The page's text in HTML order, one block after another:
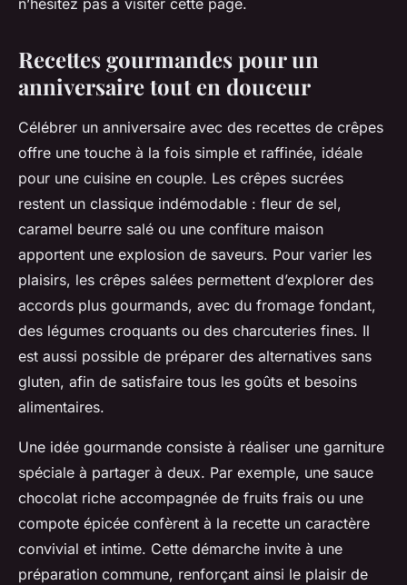
n’hésitez pas à visiter cette page.
Recettes gourmandes pour un
anniversaire tout en douceur
Célébrer un anniversaire avec des recettes de crêpes
offre une touche à la fois simple et raffinée, idéale
pour une cuisine en couple. Les crêpes sucrées
restent un classique indémodable : fleur de sel,
caramel beurre salé ou une confiture maison
apportent une explosion de saveurs. Pour varier les
plaisirs, les crêpes salées permettent d’explorer des
accords plus gourmands, avec du fromage fondant,
des légumes croquants ou des charcuteries fines. Il
est aussi possible de préparer des alternatives sans
gluten, afin de satisfaire tous les goûts et besoins
alimentaires.
Une idée gourmande consiste à réaliser une garniture
spéciale à partager à deux. Par exemple, une sauce
chocolat riche accompagnée de fruits frais ou une
compote épicée confèrent à la recette un caractère
convivial et intime. Cette démarche invite à une
préparation commune, renforçant ainsi le plaisir de